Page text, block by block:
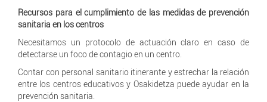
Recursos para el cumplimiento de las medidas de prevención
sanitaria en los centros
Necesitamos un protocolo de actuación claro en caso de
detectarse un foco de contagio en un centro.
Contar con personal sanitario itinerante y estrechar la relación
entre los centros educativos y Osakidetza puede ayudar en la
prevención sanitaria.